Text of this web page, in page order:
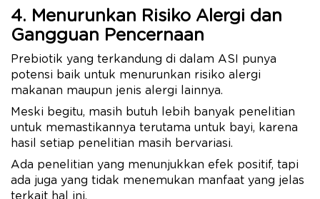
4. Menurunkan Risiko Alergi dan
Gangguan Pencernaan
Prebiotik yang terkandung di dalam ASI punya
potensi baik untuk menurunkan risiko alergi
makanan maupun jenis alergi lainnya.
Meski begitu, masih butuh lebih banyak penelitian
untuk memastikannya terutama untuk bayi, karena
hasil setiap penelitian masih bervariasi.
Ada penelitian yang menunjukkan efek positif, tapi
ada juga yang tidak menemukan manfaat yang jelas
terkait hal ini.